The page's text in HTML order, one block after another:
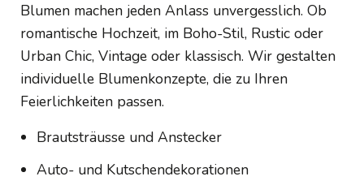
Blumen machen jeden Anlass unvergesslich. Ob
romantische Hochzeit, im Boho-Stil, Rustic oder
Urban Chic, Vintage oder klassisch. Wir gestalten
individuelle Blumenkonzepte, die zu Ihren
Feierlichkeiten passen.
Brautsträusse und Anstecker
Auto- und Kutschendekorationen